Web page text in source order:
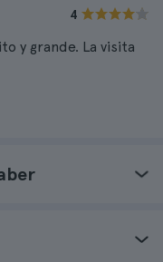
4
y grande. La visita